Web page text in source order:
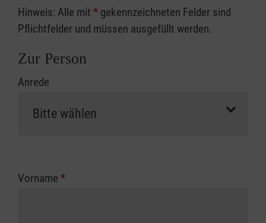
Hinweis: Alle mit * gekennzeichneten Felder sind
Pflichtfelder und müssen ausgefüllt werden.
Zur Person
Anrede
Vorname *